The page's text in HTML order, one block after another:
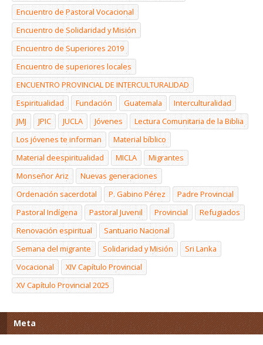
Encuentro de Pastoral Vocacional
Encuentro de Solidaridad y Misión
Encuentro de Superiores 2019
Encuentro de superiores locales
ENCUENTRO PROVINCIAL DE INTERCULTURALIDAD
Espiritualidad
Fundación Guatemala
Interculturalidad
JMJ
JPIC JUCLA Jóvenes
Lectura Comunitaria de la Biblia
Los jóvenes te informan
Material bíblico
Material deespiritualidad
MICLA
Migrantes
Monseñor Ariz
Nuevas generaciones
Ordenación sacerdotal
P. Gabino Pérez
Padre Provincial
Pastoral Indígena
Pastoral Juvenil Provincial
Refugiados
Renovación espiritual
Santuario Nacional
Semana del migrante
Solidaridad y Misión
Sri Lanka
Vocacional
XIV Capítulo Provincial
XV Capítulo Provincial 2025
Meta